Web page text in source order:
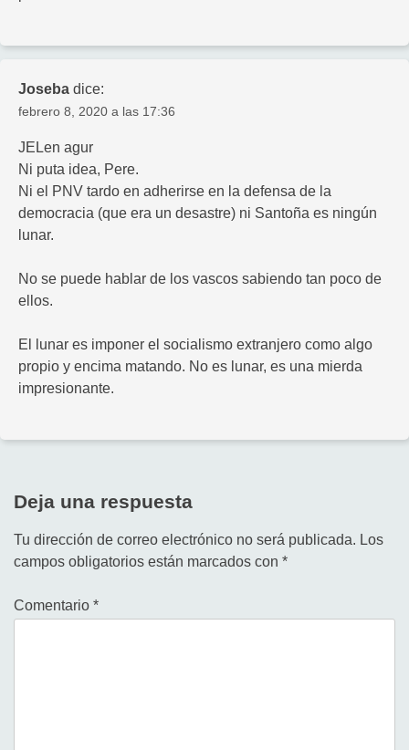
Joseba dice:
febrero 8, 2020 a las 17:36
JELen agur
Ni puta idea, Pere.
Ni el PNV tardo en adherirse en la defensa de la
democracia (que era un desastre) ni Santoña es ningún
lunar.
No se puede hablar de los vascos sabiendo tan poco de
ellos.
El lunar es imponer el socialismo extranjero como algo
propio y encima matando. No es lunar, es una mierda
impresionante.
Deja una respuesta
Tu dirección de correo electrónico no será publicada. Los
campos obligatorios están marcados con *
Comentario *